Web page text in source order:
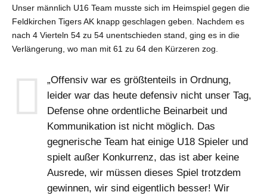
2
3
4
5
6
7
8
9
0
2
3
4
5
6
7
8
9
0
2
3
4
5
6
7
8
9
0
2
3
4
5
6
7
8
9
0
Unser männlich U16 Team musste sich im Heimspiel gegen die
Feldkirchen Tigers AK knapp geschlagen geben. Nachdem es
nach 4 Vierteln 54 zu 54 unentschieden stand, ging es in die
Verlängerung, wo man mit 61 zu 64 den Kürzeren zog.
„Offensiv war es größtenteils in Ordnung,
leider war das heute defensiv nicht unser Tag,
Defense ohne ordentliche Beinarbeit und
Kommunikation ist nicht möglich. Das
gegnerische Team hat einige U18 Spieler und
spielt außer Konkurrenz, das ist aber keine
Ausrede, wir müssen dieses Spiel trotzdem
gewinnen, wir sind eigentlich besser! Wir